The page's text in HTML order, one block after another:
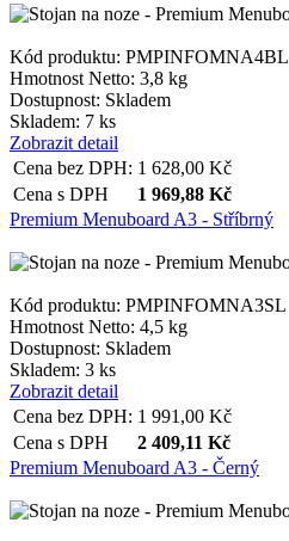
Kód produktu: PMPINFOMNA4BL
Hmotnost Netto: 3,8 kg
Dostupnost: Skladem
Skladem: 7 ks
Zobrazit detail
Cena bez DPH: 1 628,00 Kč
Cena s DPH
1 969,88 Kč
Premium Menuboard A3 - Stříbrný
Kód produktu: PMPINFOMNA3SL
Hmotnost Netto: 4,5 kg
Dostupnost: Skladem
Skladem: 3 ks
Zobrazit detail
Cena bez DPH: 1 991,00 Kč
Cena s DPH
2 409,11 Kč
Premium Menuboard A3 - Černý